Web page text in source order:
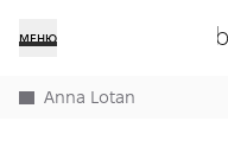
МЕНЮ
Anna Lotan